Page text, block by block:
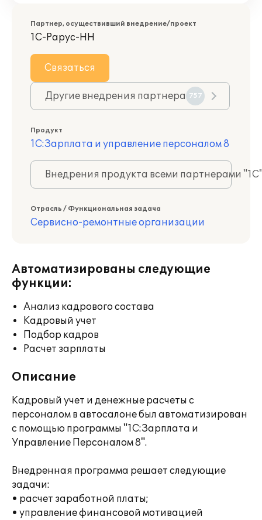
Партнер, осуществивший внедрение/проект
1С-Рарус-НН
Связаться
Другие внедрения партнера 757
Продукт
1С:Зарплата и управление персоналом 8
Внедрения продукта всеми партнерами
Отрасль / Функциональная задача
Сервисно-ремонтные организации
Автоматизированы следующие
функции:
Анализ кадрового состава
Кадровый учет
Подбор кадров
Расчет зарплаты
Описание
Кадровый учет и денежные расчеты с
персоналом в автосалоне был автоматизирован
с помощью программы "1С:Зарплата и
Управление Персоналом 8".
Внедренная программа решает следующие
задачи:
• расчет заработной платы;
• управление финансовой мотивацией